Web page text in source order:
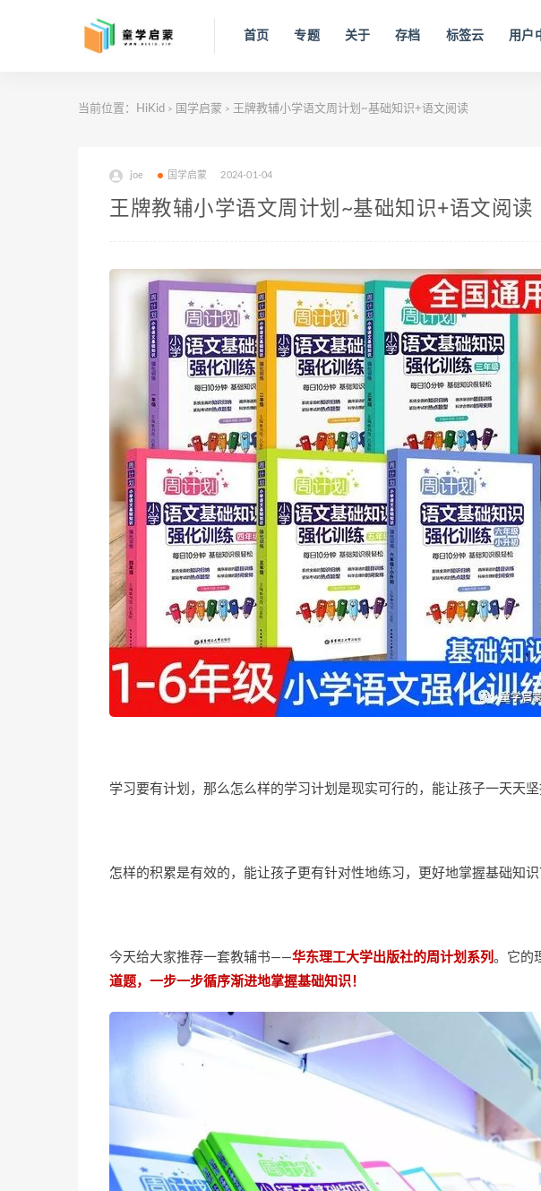
首页 专题 关于 存档 标签云 用户
当前位置： HiKid > 国学启蒙 > 王牌教辅小学语文周计划~基础知识+语文阅读
joe 国学启蒙 2024-01-04
王牌教辅小学语文周计划~基础知识+语文阅读
学习要有计划，那么怎么样的学习计划是现实可行的，能让孩子一天天坚
怎样的积累是有效的，能让孩子更有针对性地练习，更好地掌握基础知识
今天给大家推荐一套教辅书——华东理工大学出版社的周计划系列 。它的
道题，一步一步循序渐进地掌握基础知识！